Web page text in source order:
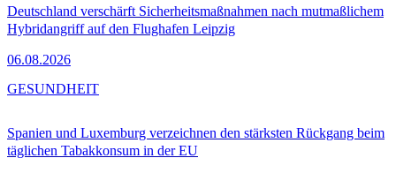
Deutschland verschärft Sicherheitsmaßnahmen nach mutmaßlichem
Hybridangriff auf den Flughafen Leipzig
06.08.2026
Spanien und Luxemburg verzeichnen den stärksten Rückgang beim
täglichen Tabakkonsum in der EU
GESUNDHEIT